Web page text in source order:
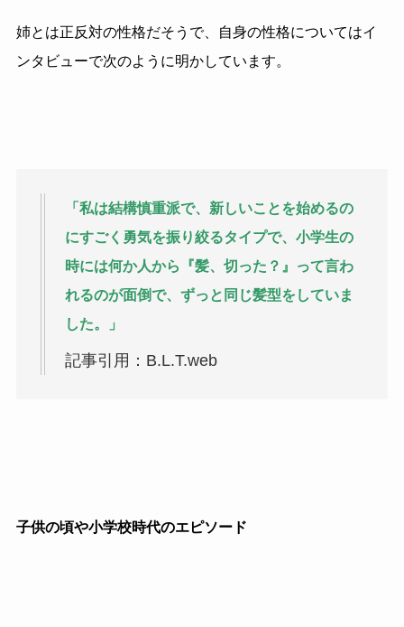
姉とは正反対の性格だそうで、自身の性格についてはイ
ンタビューで次のように明かしています。
「私は結構慎重派で、新しいことを始めるの
にすごく勇気を振り絞るタイプで、小学生の
時には何か人から『髪、切った？』って言わ
れるのが面倒で、ずっと同じ髪型をしていま
した。」
記事引用：B.L.T.web
子供の頃や小学校時代のエピソード